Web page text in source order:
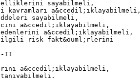
sayabilmeli,
a&ccedil;ıklayabilmeli,
sayabilmeli,
a&ccedil;ıklayabilmeli,
nedenlerini a&ccedil;ıklayabilmeli,
ilgili risk fakt&ouml;rlerini
II
a&ccedil;ıklayabilmeli,